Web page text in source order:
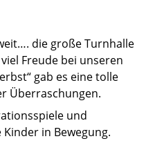
die große Turnhalle
Freude bei unseren
gab es eine tolle
Überraschungen.
und
in Bewegung.